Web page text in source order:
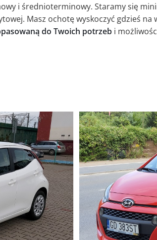
i średnioterminowy. Staramy się
Masz ochotę wyskoczyć gdzieś na
do Twoich potrzebi